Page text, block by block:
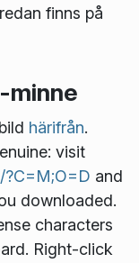
finns på
minne
härifrån.
visit
and
downloaded.
characters
Right-click